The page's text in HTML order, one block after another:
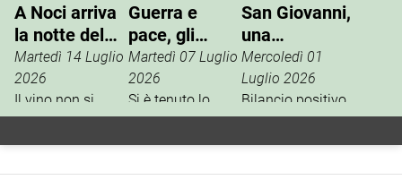
A Noci arriva
la notte del
vino che si
vive
Martedì 14 Luglio
2026
Il vino non si
degusta. Si vive.
È questo il
Guerra e
pace, gli
Scout
incontrano
l’ANPI
Martedì 07 Luglio
2026
Si è tenuto lo
scorso 27 giugno
un incontro tra
San Giovanni,
una
tradizione che
si rinnova
Mercoledì 01
Luglio 2026
Bilancio positivo,
la scorsa
settimana, per i